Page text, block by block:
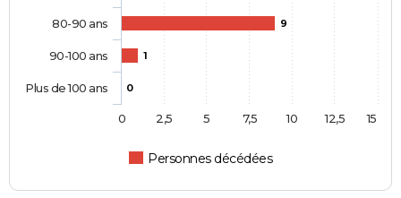
9
1
0
Personnes décédées
80-90 ans
90-100 ans
Plus de 100 ans
0 2,5 5 7,5 10 12,5 15